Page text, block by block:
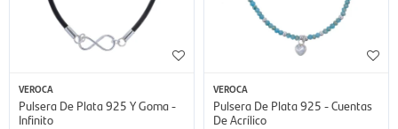
VEROCA
Pulsera De Plata 925 Y Goma -
Infinito
VEROCA
Pulsera De Plata 925 - Cuentas
De Acrílico